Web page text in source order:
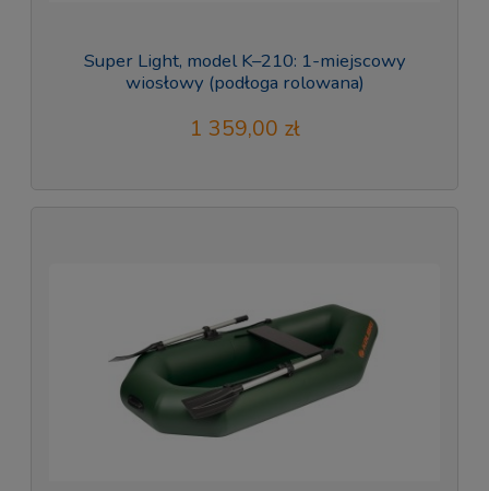
Super Light, model K–210: 1-miejscowy
wiosłowy (podłoga rolowana)
1 359,00 zł